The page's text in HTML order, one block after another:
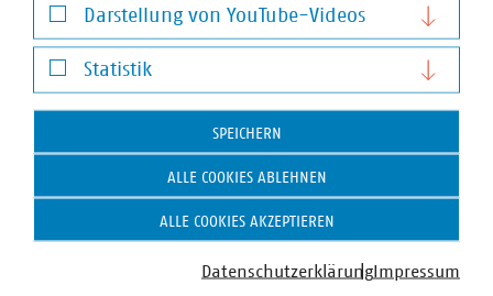
WASSER/ABWASSERDIGITALISIERUNG/TK
Darstellung von YouTube-Videos
Darstellung von YouTube-Videos
Statistik
Statistik
SPEICHERN
ALLE COOKIES ABLEHNEN
ALLE COOKIES AKZEPTIEREN
DatenschutzerklärungImpressum